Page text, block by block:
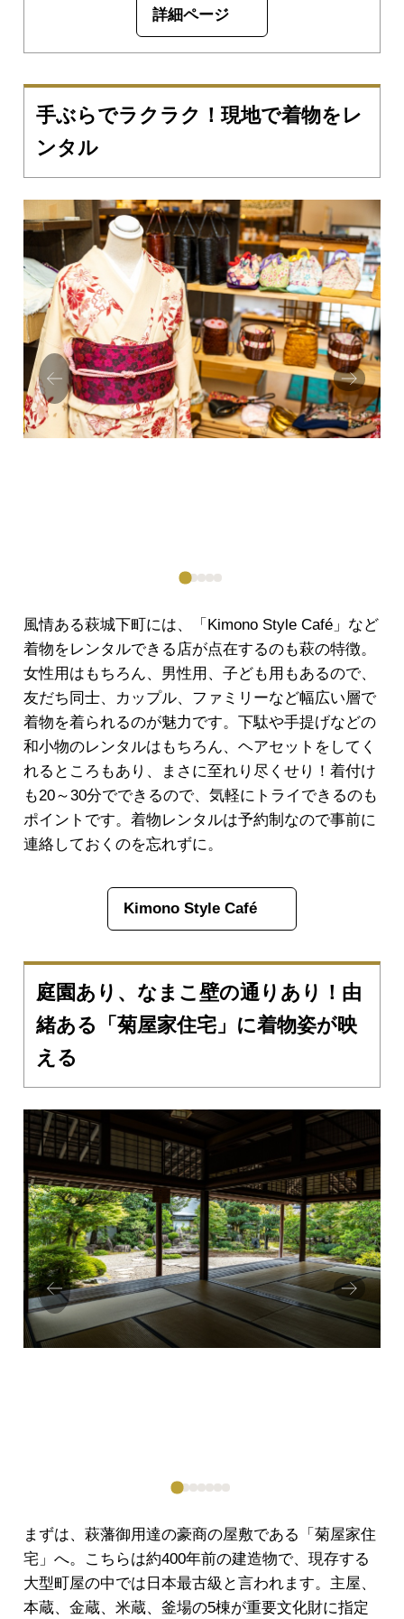
詳細ページ
手ぶらでラクラク！現地で着物をレ
ンタル
Prev
ious
Next
風情ある萩城下町には、「Kimono Style Café」など
着物をレンタルできる店が点在するのも萩の特徴。
女性用はもちろん、男性用、子ども用もあるので、
友だち同士、カップル、ファミリーなど幅広い層で
着物を着られるのが魅力です。下駄や手提げなどの
和小物のレンタルはもちろん、ヘアセットをしてく
れるところもあり、まさに至れり尽くせり！着付け
も20～30分でできるので、気軽にトライできるのも
ポイントです。着物レンタルは予約制なので事前に
連絡しておくのを忘れずに。
Kimono Style Café
庭園あり、なまこ壁の通りあり！由
緒ある「菊屋家住宅」に着物姿が映
える
Prev
ious
Next
まずは、萩藩御用達の豪商の屋敷である「菊屋家住
宅」へ。こちらは約400年前の建造物で、現存する
大型町屋の中では日本最古級と言われます。主屋、
本蔵、金蔵、米蔵、釜場の5棟が重要文化財に指定